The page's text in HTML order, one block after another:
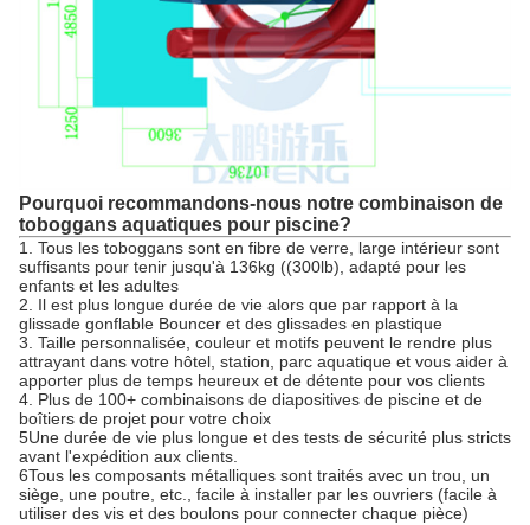
Pourquoi recommandons-nous notre combinaison de
toboggans aquatiques pour piscine?
1. Tous les toboggans sont en fibre de verre, large intérieur sont
suffisants pour tenir jusqu'à 136kg ((300lb), adapté pour les
enfants et les adultes
2. Il est plus longue durée de vie alors que par rapport à la
glissade gonflable Bouncer et des glissades en plastique
3. Taille personnalisée, couleur et motifs peuvent le rendre plus
attrayant dans votre hôtel, station, parc aquatique et vous aider à
apporter plus de temps heureux et de détente pour vos clients
4. Plus de 100+ combinaisons de diapositives de piscine et de
boîtiers de projet pour votre choix
5Une durée de vie plus longue et des tests de sécurité plus stricts
avant l'expédition aux clients.
6Tous les composants métalliques sont traités avec un trou, un
siège, une poutre, etc., facile à installer par les ouvriers (facile à
utiliser des vis et des boulons pour connecter chaque pièce)